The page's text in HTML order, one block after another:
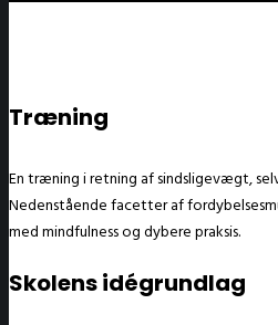
Træning
En træning i retning af sindsligevægt,
Nedenstående facetter af
med mindfulness og dybere praksis.
Skolens idégrundlag